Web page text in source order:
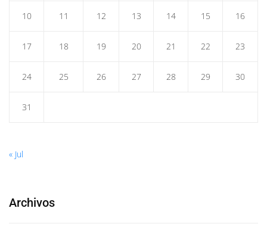
10 11 12 13 14 15 16
17 18 19 20 21 22 23
24 25 26 27 28 29 30
31
« Jul
Archivos